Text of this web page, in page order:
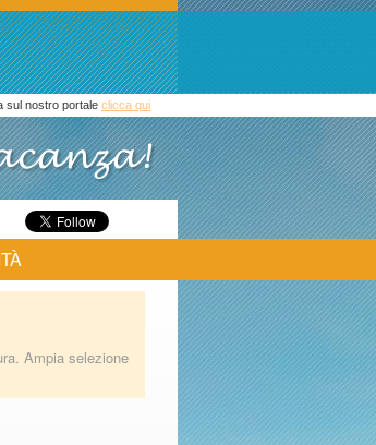
sul nostro portale clicca qui
Ampia selezione